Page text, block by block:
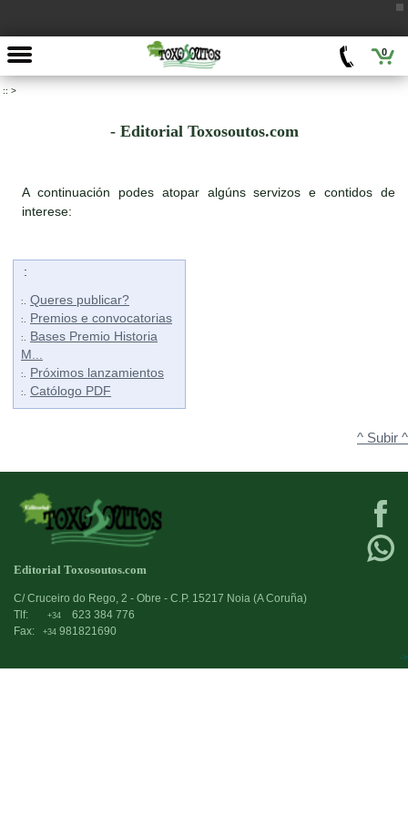
0
:: >
- Editorial Toxosoutos.com
A continuación podes atopar algúns servizos e contidos de
interese:
:
:. Queres publicar?
:. Premios e convocatorias
:.
Bases Premio Historia
M...
:. Próximos lanzamientos
:. Católogo PDF
^ Subir ^
Editorial Toxosoutos.com
C/ Cruceiro do Rego, 2 - Obre - C.P. 15217 Noia (A Coruña)
Tlf:
+34
623 384 776
Fax:
+34 981821690
->